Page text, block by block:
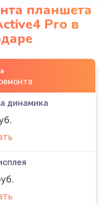
планшета
Pro в
динамика